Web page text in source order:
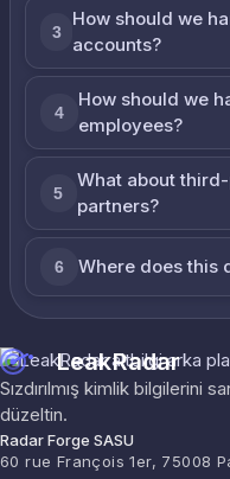
3
How should we
accounts?
4
How should we
employees?
5
What about
partners?
6 Where does this
LeakRadar
Sızdırılmış kimlik bilgilerini
düzeltin.
Radar Forge SASU
60 rue François 1er, 75008